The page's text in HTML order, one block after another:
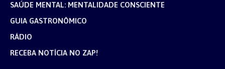
SAÚDE MENTAL: MENTALIDADE CONSCIENTE
GUIA GASTRONÔMICO
RÁDIO
RECEBA NOTÍCIA NO ZAP!